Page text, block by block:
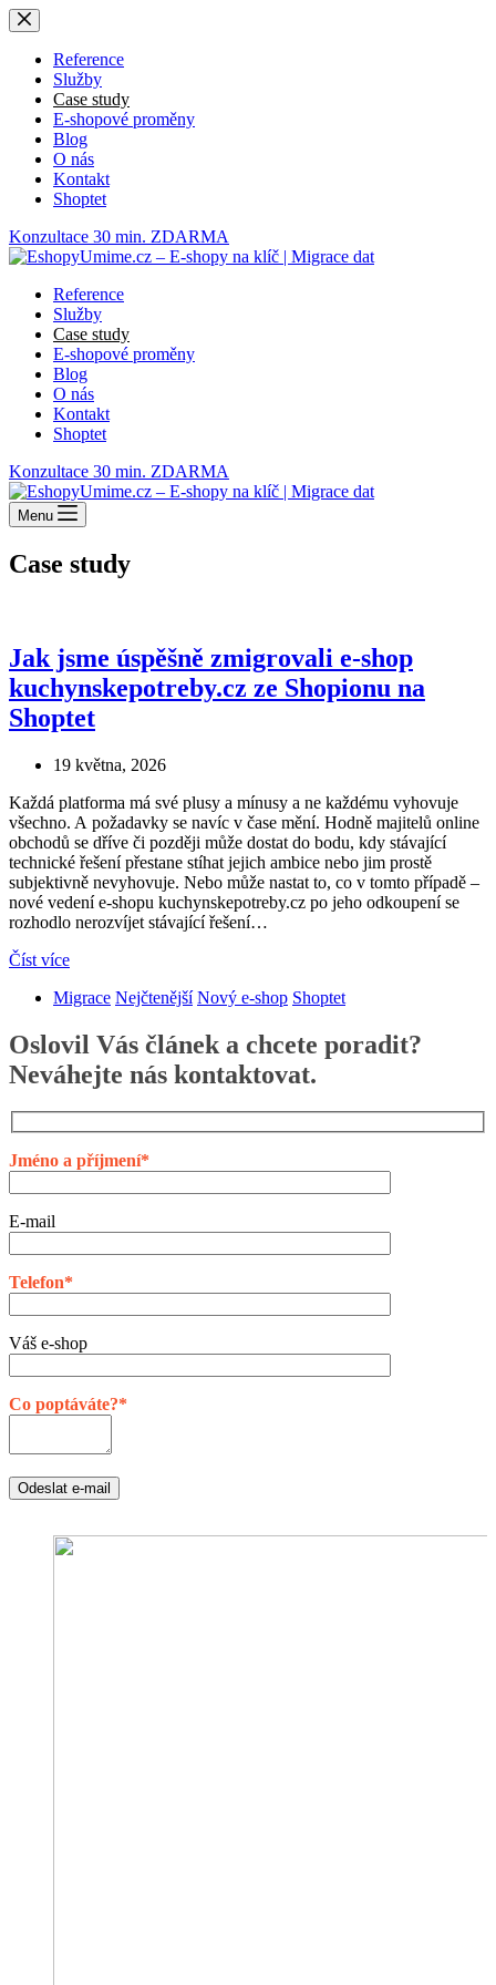
Skip
to
contentReference
Služby
Case study
E-shopové proměny
Blog
O nás
Kontakt
Shoptet
Konzultace 30 min. ZDARMA
Reference
Služby
Case study
E-shopové proměny
Blog
O nás
Kontakt
Shoptet
Konzultace 30 min. ZDARMA
Menu
Case study
Jak jsme úspěšně zmigrovali e-shop
kuchynskepotreby.cz ze Shopionu na
Shoptet
19 května, 2026
Každá platforma má své plusy a mínusy a ne každému vyhovuje
všechno. A požadavky se navíc v čase mění. Hodně majitelů online
obchodů se dříve či později může dostat do bodu, kdy stávající
technické řešení přestane stíhat jejich ambice nebo jim prostě
subjektivně nevyhovuje. Nebo může nastat to, co v tomto případě –
nové vedení e-shopu kuchynskepotreby.cz po jeho odkoupení se
rozhodlo nerozvíjet stávající řešení…
Číst víceJak
úspěšně
e-
shop
kuchynskepotreby.cz
Shopionu
na
Shoptet
Migrace Nejčtenější Nový e-shop Shoptet
Oslovil Vás článek a chcete poradit?
Neváhejte nás kontaktovat.
Jméno a příjmení*
E-mail
Telefon*
Váš e-shop
Co poptáváte?*